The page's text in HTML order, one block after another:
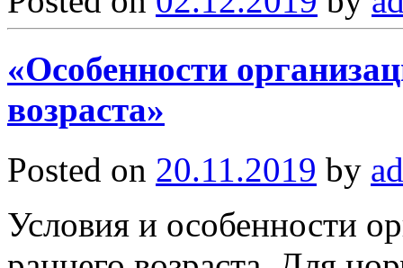
«Особенности
возраста»
Posted on 20.11.2019 by
Условия и особенности